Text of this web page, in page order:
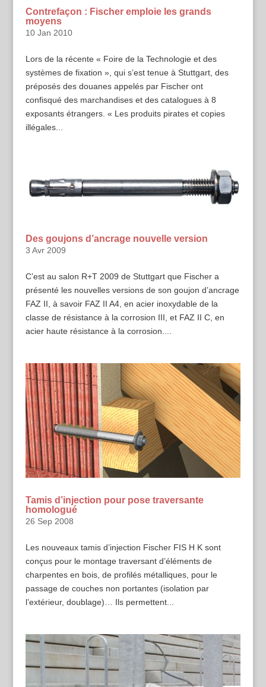
Contrefaçon : Fischer emploie les grands
moyens
10 Jan 2010
Lors de la récente « Foire de la Technologie et des
systèmes de fixation », qui s’est tenue à Stuttgart, des
préposés des douanes appelés par Fischer ont
confisqué des marchandises et des catalogues à 8
exposants étrangers. « Les produits pirates et copies
illégales...
Des goujons d’ancrage nouvelle version
3 Avr 2009
C’est au salon R+T 2009 de Stuttgart que Fischer a
présenté les nouvelles versions de son goujon d’ancrage
FAZ II, à savoir FAZ II A4, en acier inoxydable de la
classe de résistance à la corrosion III, et FAZ II C, en
acier haute résistance à la corrosion....
Tamis d’injection pour pose traversante
homologué
26 Sep 2008
Les nouveaux tamis d’injection Fischer FIS H K sont
conçus pour le montage traversant d’éléments de
charpentes en bois, de profilés métalliques, pour le
passage de couches non portantes (isolation par
l’extérieur, doublage)… Ils permettent...